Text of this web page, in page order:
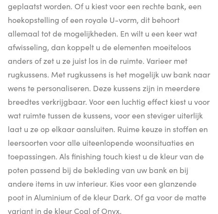
geplaatst worden. Of u kiest voor een rechte bank, een
hoekopstelling of een royale U-vorm, dit behoort
allemaal tot de mogelijkheden. En wilt u een keer wat
afwisseling, dan koppelt u de elementen moeiteloos
anders of zet u ze juist los in de ruimte. Varieer met
rugkussens. Met rugkussens is het mogelijk uw bank naar
wens te personaliseren. Deze kussens zijn in meerdere
breedtes verkrijgbaar. Voor een luchtig effect kiest u voor
wat ruimte tussen de kussens, voor een steviger uiterlijk
laat u ze op elkaar aansluiten. Ruime keuze in stoffen en
leersoorten voor alle uiteenlopende woonsituaties en
toepassingen. Als finishing touch kiest u de kleur van de
poten passend bij de bekleding van uw bank en bij
andere items in uw interieur. Kies voor een glanzende
poot in Aluminium of de kleur Dark. Of ga voor de matte
variant in de kleur Coal of Onyx.